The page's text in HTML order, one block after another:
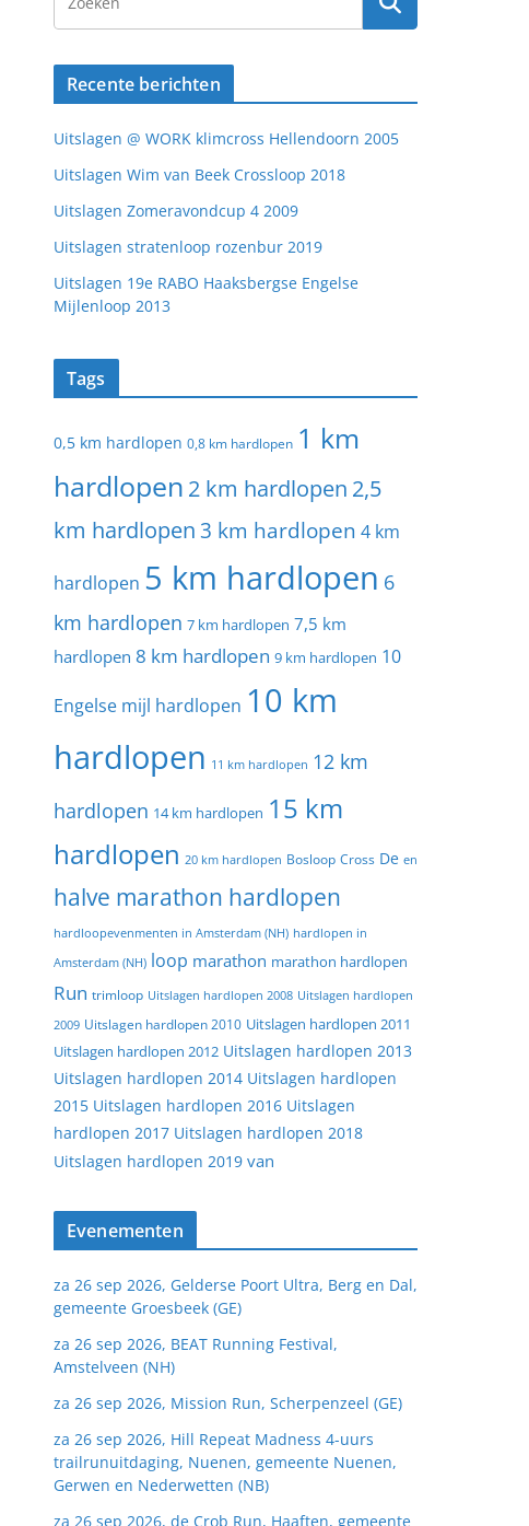
Recente berichten
Uitslagen @ WORK klimcross Hellendoorn 2005
Uitslagen Wim van Beek Crossloop 2018
Uitslagen Zomeravondcup 4 2009
Uitslagen stratenloop rozenbur 2019
Uitslagen 19e RABO Haaksbergse Engelse
Mijlenloop 2013
Tags
0,5 km hardlopen 0,8 km hardlopen 1 km
hardlopen 2 km hardlopen 2,5
km hardlopen 3 km hardlopen 4 km
hardlopen 5 km hardlopen 6
km hardlopen 7 km hardlopen 7,5 km
hardlopen 8 km hardlopen 9 km hardlopen 10
Engelse mijl hardlopen 10 km
hardlopen 11 km hardlopen 12 km
hardlopen 14 km hardlopen 15 km
hardlopen 20 km hardlopen Bosloop Cross De en
halve marathon hardlopen
hardloopevenmenten in Amsterdam (NH) hardlopen in
Amsterdam (NH) loop marathon marathon hardlopen
Run trimloop Uitslagen hardlopen 2008 Uitslagen hardlopen
2009 Uitslagen hardlopen 2010 Uitslagen hardlopen 2011
Uitslagen hardlopen 2012 Uitslagen hardlopen 2013
Uitslagen hardlopen 2014 Uitslagen hardlopen
2015 Uitslagen hardlopen 2016 Uitslagen
hardlopen 2017 Uitslagen hardlopen 2018
Uitslagen hardlopen 2019 van
Evenementen
za 26 sep 2026, Gelderse Poort Ultra, Berg en Dal,
gemeente Groesbeek (GE)
za 26 sep 2026, BEAT Running Festival,
Amstelveen (NH)
za 26 sep 2026, Mission Run, Scherpenzeel (GE)
za 26 sep 2026, Hill Repeat Madness 4-uurs
trailrunuitdaging, Nuenen, gemeente Nuenen,
Gerwen en Nederwetten (NB)
za 26 sep 2026, de Crob Run, Haaften, gemeente